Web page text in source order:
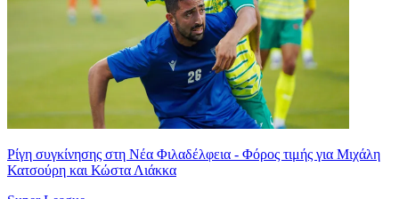
Ρίγη συγκίνησης στη Νέα Φιλαδέλφεια - Φόρος τιμής για Μιχάλη
Κατσούρη και Κώστα Λιάκκα